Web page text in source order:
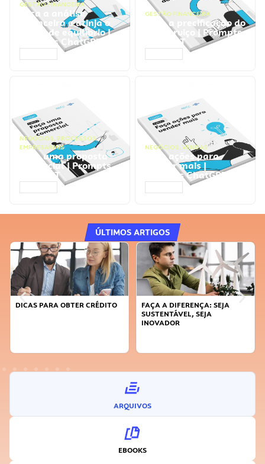
GESTÃO FINANCEIRA
Faça a análise
financeira e atinja o
ponto de equilíbrio |
Prompts ChatGPT
GESTÃO FINANCEIRA
Faça a precificação do
seu serviço | Prompts
ChatGPT
NEGÓCIOS, PROCESSOS
EMPRESARIAIS
Faça uma proposta
comercial | Prompts
ChatGPT
NEGÓCIOS, VENDAS
Faça ações para
vender mais |
Prompts ChatGPT
ÚLTIMOS ARTIGOS
DICAS PARA OBTER CRÉDITO
FAÇA A DIFERENÇA: SEJA
SUSTENTÁVEL, SEJA
INOVADOR
ARQUIVOS
EBOOKS